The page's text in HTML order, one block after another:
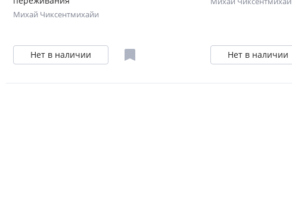
Михай Чиксентмихайи
Нет в наличии Нет в наличии